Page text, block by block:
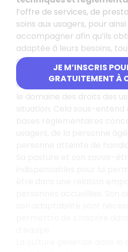
JE M’INSCRIS
GRATUITEMENT À
l’offre de services, de
soins aux usagers, pour
accompagner afin qu’ils
adaptée à leurs besoins,
compte leurs droits et leurs
Il doit avoir notamment de
connaissances sur la
le domaine des droits des
situation. Cela sous-entend